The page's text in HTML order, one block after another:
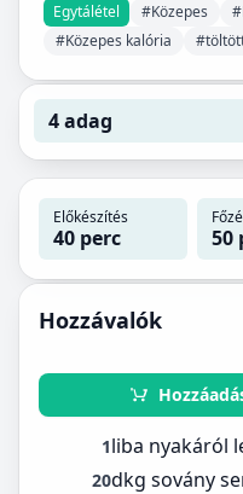
Egytálétel #Közepes
#Közepes kalória
4 adag
Előkészítés
40 perc 50
Hozzávalók
1liba nyakáról
20dkg sovány